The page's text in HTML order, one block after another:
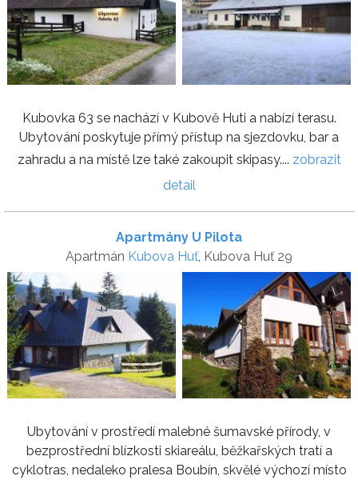
Kubovka 63 se nachází v Kubově Huti a nabízí terasu.
Ubytování poskytuje přímý přístup na sjezdovku, bar a
zahradu a na místě lze také zakoupit skipasy.... zobrazit
detail
Apartmány U Pilota
Apartmán Kubova Huť, Kubova Huť 29
Ubytování v prostředí malebné šumavské přírody, v
bezprostřední blízkosti skiareálu, běžkařských tratí a
cyklotras, nedaleko pralesa Boubín, skvělé výchozí místo